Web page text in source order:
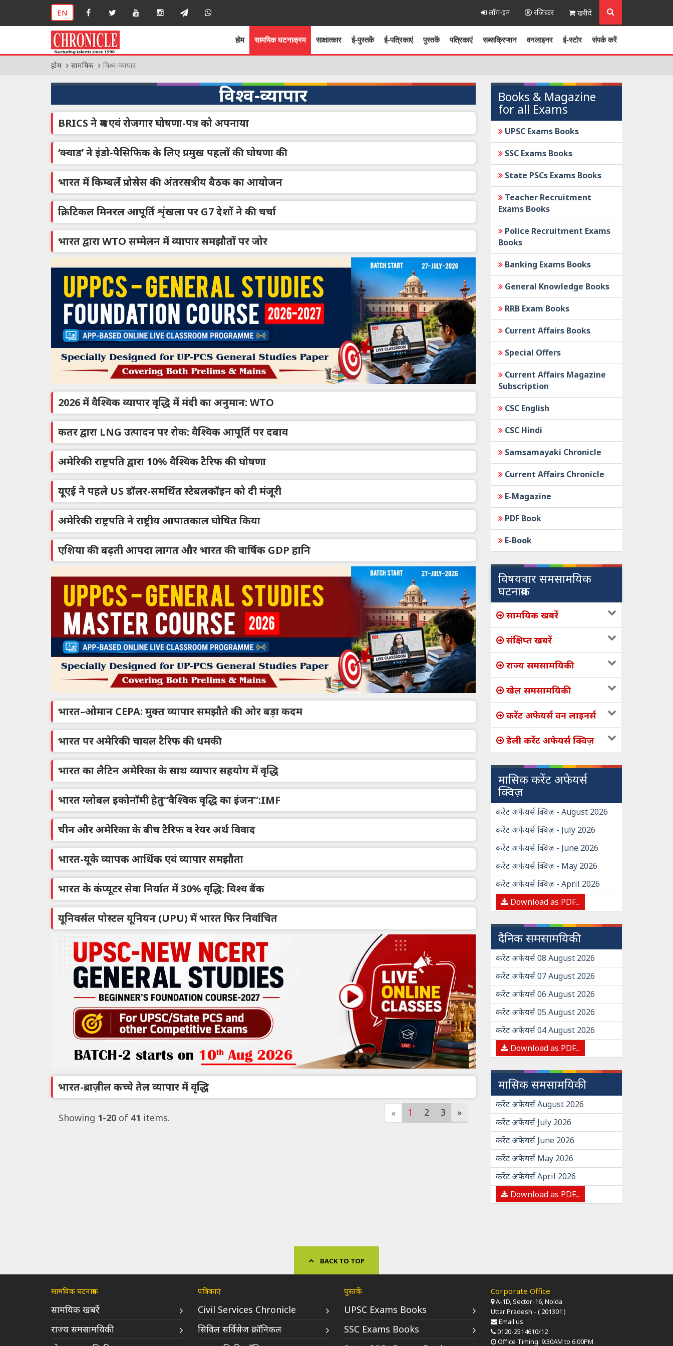
EN लॉग-इन रजिस्टर खरीदें
होम सामयिक घटनाक्रम साक्षात्कार ई-पुस्तकें ई-पत्रिकाएं पुस्तकें पत्रिकाएं सब्सक्रिप्शन वनलाइनर ई-स्टोर संपर्क करें
होम सामयिक विश्व-व्यापार
विश्व-व्यापार
BRICS ने श्रम एवं रोजगार घोषणा-पत्र को अपनाया
‘क्वाड’ ने इंडो-पैसिफिक के लिए प्रमुख पहलों की घोषणा की
भारत में किम्बर्ले प्रोसेस की अंतरसत्रीय बैठक का आयोजन
क्रिटिकल मिनरल आपूर्ति शृंखला पर G7 देशों ने की चर्चा
भारत द्वारा WTO सम्मेलन में व्यापार समझौतों पर जोर
2026 में वैश्विक व्यापार वृद्धि में मंदी का अनुमान: WTO
कतर द्वारा LNG उत्पादन पर रोक: वैश्विक आपूर्ति पर दबाव
अमेरिकी राष्ट्रपति द्वारा 10% वैश्विक टैरिफ की घोषणा
यूएई ने पहले US डॉलर-समर्थित स्टेबलकॉइन को दी मंजूरी
अमेरिकी राष्ट्रपति ने राष्ट्रीय आपातकाल घोषित किया
एशिया की बढ़ती आपदा लागत और भारत की वार्षिक GDP हानि
भारत–ओमान CEPA: मुक्त व्यापार समझौते की ओर बड़ा कदम
भारत पर अमेरिकी चावल टैरिफ की धमकी
भारत का लैटिन अमेरिका के साथ व्यापार सहयोग में वृद्धि
भारत ग्लोबल इकोनॉमी हेतु“वैश्विक वृद्धि का इंजन”:IMF
चीन और अमेरिका के बीच टैरिफ व रेयर अर्थ विवाद
भारत-यूके व्यापक आर्थिक एवं व्यापार समझौता
भारत के कंप्यूटर सेवा निर्यात में 30% वृद्धि: विश्व बैंक
यूनिवर्सल पोस्टल यूनियन (UPU) में भारत फिर निर्वाचित
भारत-ब्राज़ील कच्चे तेल व्यापार में वृद्धि
Showing 1-20 of 41 items. « 1 2 3 »
Books & Magazine
for all Exams
UPSC Exams Books
SSC Exams Books
State PSCs Exams Books
Teacher Recruitment
Exams Books
Police Recruitment Exams
Books
Banking Exams Books
General Knowledge Books
RRB Exam Books
Current Affairs Books
Special Offers
Current Affairs Magazine
Subscription
CSC English
CSC Hindi
Samsamayaki Chronicle
Current Affairs Chronicle
E-Magazine
PDF Book
E-Book
विषयवार समसामयिक
घटनाक्रम
सामयिक खबरें
संक्षिप्त खबरें
राज्य समसामयिकी
खेल समसामयिकी
करेंट अफेयर्स वन लाइनर्स
डेली करेंट अफेयर्स क्विज़
मासिक करेंट अफेयर्स
क्विज़
करेंट अफेयर्स क्विज़ - August 2026
करेंट अफेयर्स क्विज़ - July 2026
करेंट अफेयर्स क्विज़ - June 2026
करेंट अफेयर्स क्विज़ - May 2026
करेंट अफेयर्स क्विज़ - April 2026
Download as PDF...
दैनिक समसामयिकी
करेंट अफेयर्स 08 August 2026
करेंट अफेयर्स 07 August 2026
करेंट अफेयर्स 06 August 2026
करेंट अफेयर्स 05 August 2026
करेंट अफेयर्स 04 August 2026
Download as PDF...
मासिक समसामयिकी
करेंट अफेयर्स August 2026
करेंट अफेयर्स July 2026
करेंट अफेयर्स June 2026
करेंट अफेयर्स May 2026
करेंट अफेयर्स April 2026
Download as PDF...
BACK TO TOP
सामयिक घटनाक्रम
सामयिक खबरें
राज्य समसामयिकी
पत्रिकाएं
Civil Services Chronicle
सिविल सर्विसेज क्रॉनिकल
पुस्तकें
UPSC Exams Books
SSC Exams Books
Corporate Office
A-1D, Sector-16, Noida
Uttar Pradesh - ( 201301 )
Email us
0120-2514610/12
Office Timing: 9:30AM to 6:00PM